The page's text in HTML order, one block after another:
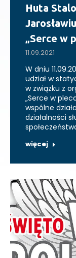
Huta
„Serce w
11.09.2021
W dniu
udział w
w związku z
„Serce w
wspólne
działalności
więcej